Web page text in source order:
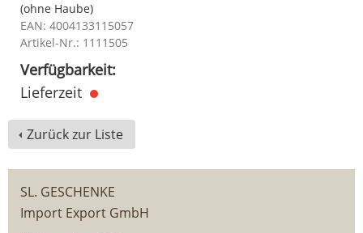
(ohne Haube)
EAN: 4004133115057
Artikel-Nr.: 1111505
Verfügbarkeit:
Lieferzeit
Zurück zur Liste
SL. GESCHENKE
Import Export GmbH